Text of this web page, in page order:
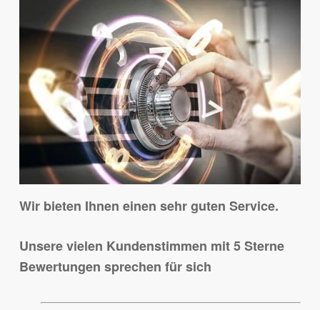
Wir bieten Ihnen einen sehr guten Service.
Unsere vielen Kundenstimmen mit 5 Sterne
Bewertungen sprechen für sich